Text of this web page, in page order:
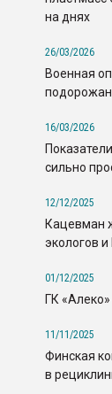
на днях
26/03/2026
Военная
16/03/2026
сильно
12/12/2025
Кацевман
экологов
01/12/2025
ГК
11/11/2025
Финская
в